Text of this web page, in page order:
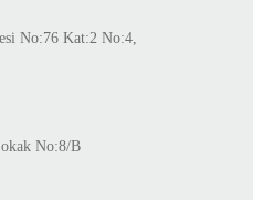
No:76 Kat:2 No:4,
No:8/B